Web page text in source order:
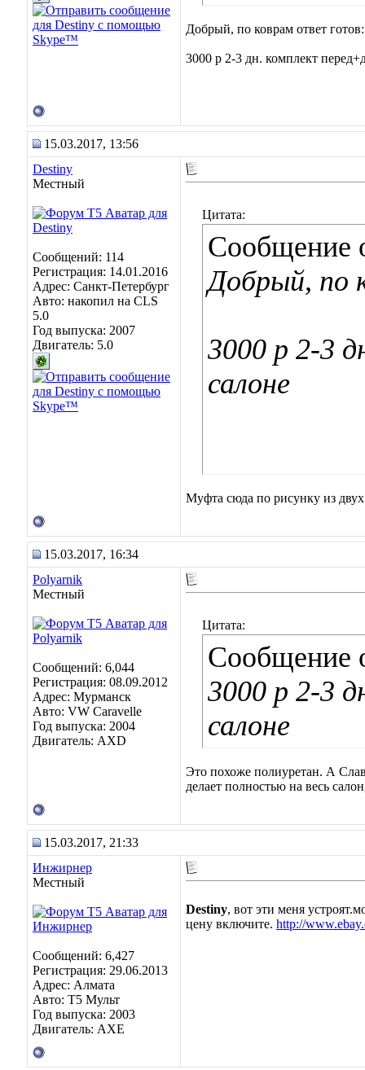
Добрый, по коврам ответ готов:
3000 р 2-3 дн. комплект
15.03.2017, 13:56
Destiny
Местный
Сообщений: 114
Регистрация: 14.01.2016
Адрес: Санкт-Петербург
Авто: накопил на CLS
5.0
Год выпуска: 2007
Двигатель: 5.0
Цитата:
Сообщение
Добрый, по
3000 р 2-3
салоне
Муфта сюда по рисунку из
15.03.2017, 16:34
Polyarnik
Местный
Сообщений: 6,044
Регистрация: 08.09.2012
Адрес: Мурманск
Авто: VW Caravelle
Год выпуска: 2004
Двигатель: AXD
Цитата:
Сообщение
3000 р 2-3
салоне
Это похоже полиуретан. А
делает полностью на весь
15.03.2017, 21:33
Инжирнер
Местный
Сообщений: 6,427
Регистрация: 29.06.2013
Адрес: Алмата
Авто: Т5 Мульт
Год выпуска: 2003
Двигатель: АХЕ
Destiny, вот эти меня
цену включите. http://